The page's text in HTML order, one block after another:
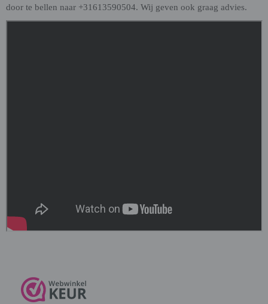
door te bellen naar +31613590504. Wij geven ook graag advies.